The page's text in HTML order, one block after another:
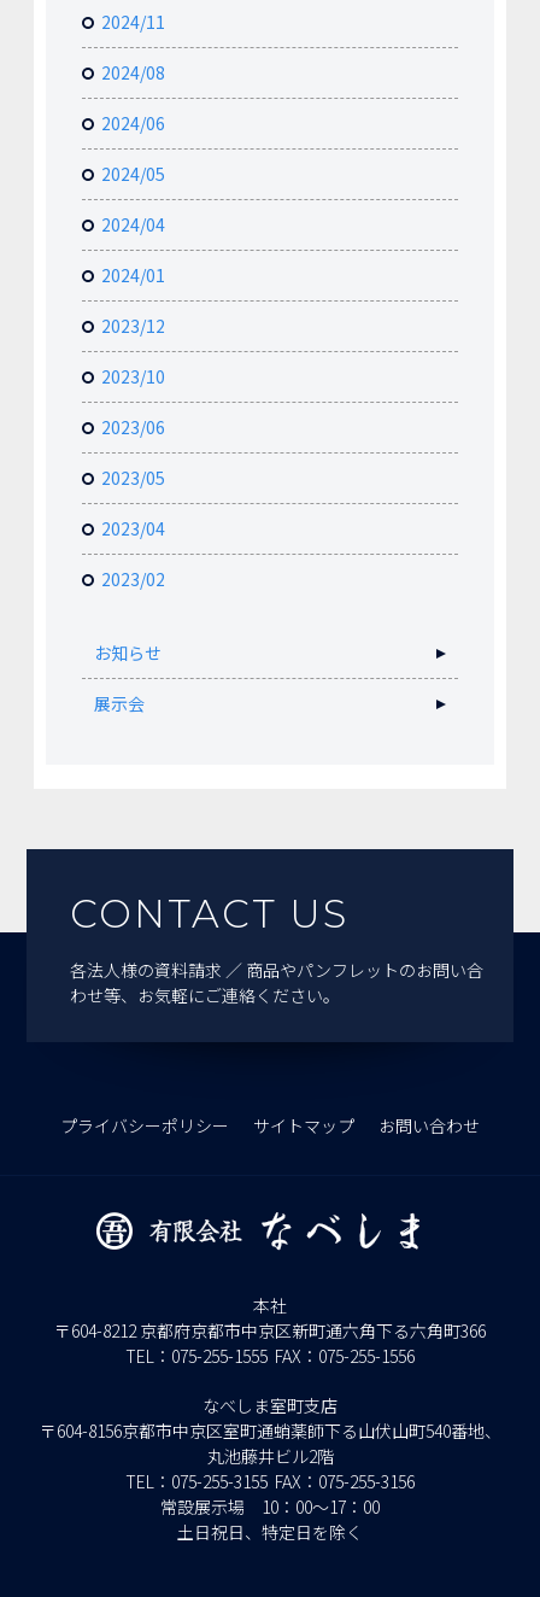
2024/11
2024/08
2024/06
2024/05
2024/04
2024/01
2023/12
2023/10
2023/06
2023/05
2023/04
2023/02
お知らせ
展示会
CONTACT US
各法人様の資料請求 ／ 商品やパンフレットのお問い合
わせ等、お気軽にご連絡ください。
プライバシーポリシー サイトマップ お問い合わせ
本社
〒604-8212 京都府京都市中京区新町通六角下る六角町366
TEL： 075-255-1555 FAX：075-255-1556
なべしま室町支店
〒604-8156京都市中京区室町通蛸薬師下る山伏山町540番地、
丸池藤井ビル2階
TEL： 075-255-3155 FAX：075-255-3156
常設展示場 10：00～17：00
土日祝日、特定日を除く